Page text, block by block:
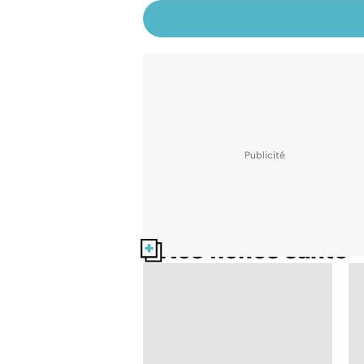
Nos fiches santé